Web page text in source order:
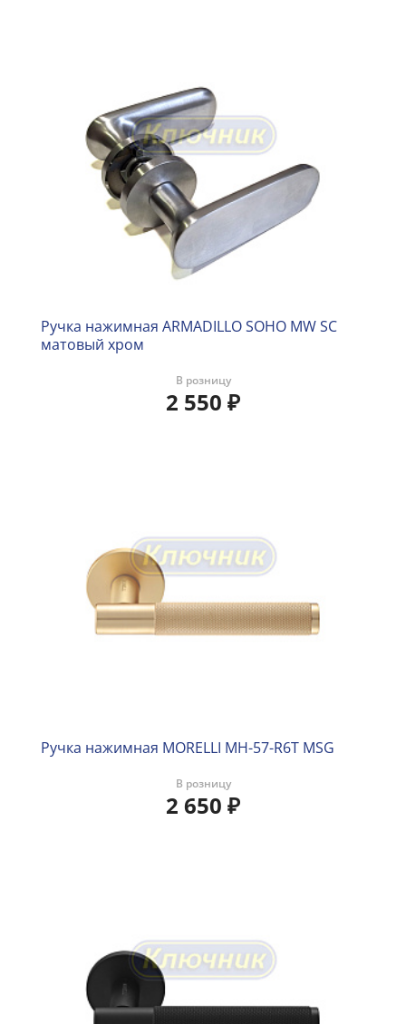
Ручка нажимная ARMADILLO SOHO MW SC
матовый хром
В розницу
2 550 ₽
Ручка нажимная MORELLI MH-57-R6T MSG
В розницу
2 650 ₽